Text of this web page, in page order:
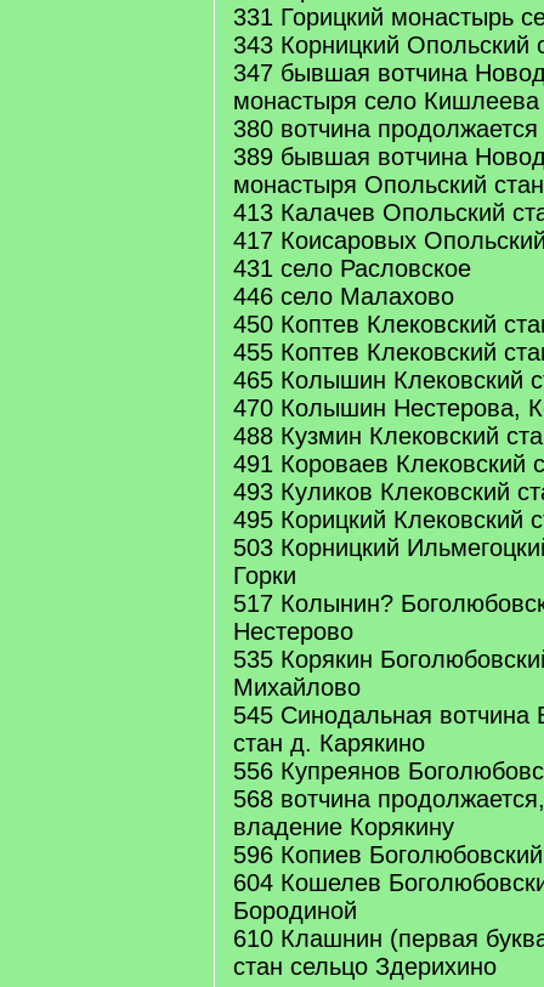
331 Горицкий монастырь
343 Корницкий Опольский
347 бывшая вотчина
монастыря село Кишлеева
380 вотчина
389 бывшая вотчина
монастыря Опольский
413 Калачев Опольский
417 Коисаровых
431 село Расловское
446 село Малахово
450 Коптев Клековский
455 Коптев Клековский
465 Колышин Клековский
470 Колышин Нестерова,
488 Кузмин Клековский
491 Короваев Клековский
493 Куликов Клековский
495 Корицкий Клековский
503 Корницкий
Горки
517 Колынин?
Нестерово
535 Корякин
Михайлово
545 Синодальная вотчина
стан д. Карякино
556 Купреянов
568 вотчина
владение Корякину
596 Копиев
604 Кошелев
Бородиной
610 Клашнин (первая
стан сельцо Здерихино